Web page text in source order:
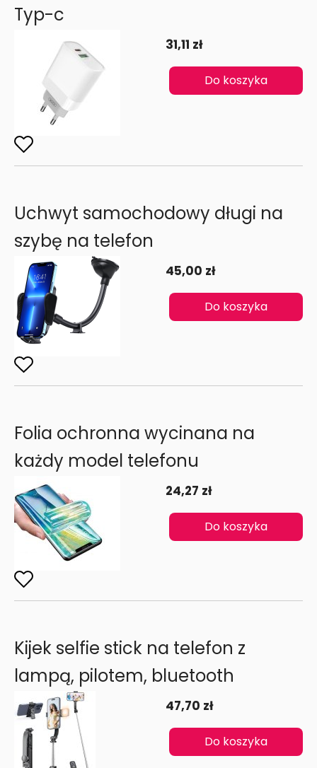
Typ-c
31,11 zł
Do koszyka
Uchwyt samochodowy długi na
szybę na telefon
45,00 zł
Do koszyka
Folia ochronna wycinana na
każdy model telefonu
24,27 zł
Do koszyka
Kijek selfie stick na telefon z
lampą, pilotem, bluetooth
47,70 zł
Do koszyka